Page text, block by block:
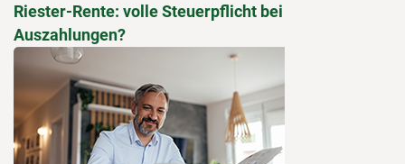
Riester-Rente: volle Steuerpflicht bei
Auszahlungen?